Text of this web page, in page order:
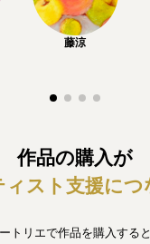
藤涼
作品の購入が
ィスト支援につ
トリエで作品を購入すると